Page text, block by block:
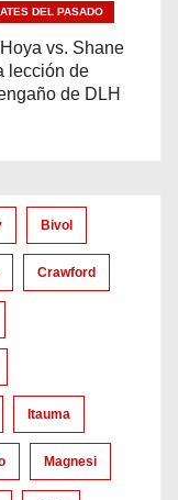
DEL PASADO
vs. Shane
lección de
de DLH
Bivol
Crawford
Itauma
Magnesi